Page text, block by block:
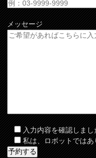
メッセージ
入力内容を確認しまし
私は、ロボットでは